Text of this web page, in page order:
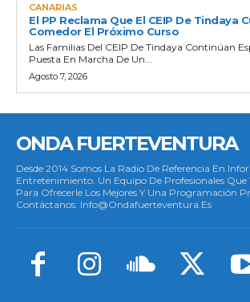
CANARIAS
El PP Reclama Que El CEIP De Tindaya
Comedor El Próximo Curso
Las Familias Del CEIP De Tindaya Continúan
Puesta En Marcha De Un...
Agosto 7, 2026
ONDA FUERTEVENTURA
Desde 2014 Somos La Radio De Referencia En
Entretenimiento. Un Equipo De Profesionales
Para Ofrecerle Los Mejores Y Una Programación
Contáctanos: Info@ondafuerteventura.es